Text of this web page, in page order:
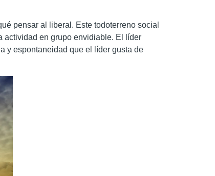
pensar al liberal. Este todoterreno social
actividad en grupo envidiable. El líder
y espontaneidad que el líder gusta de